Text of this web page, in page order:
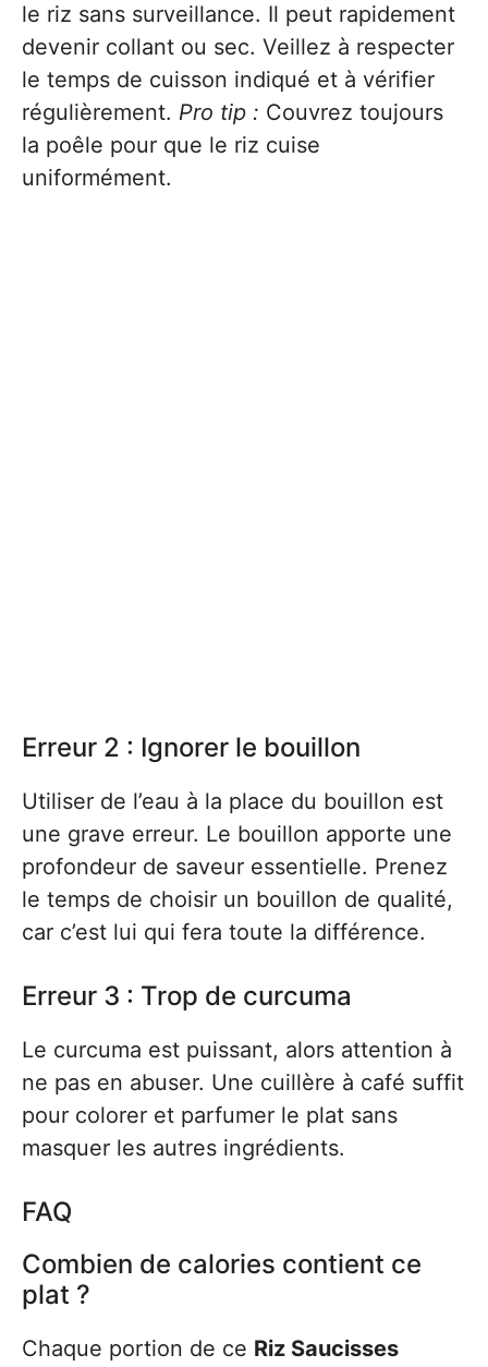
le riz sans surveillance. Il peut rapidement
devenir collant ou sec. Veillez à respecter
le temps de cuisson indiqué et à vérifier
régulièrement. Pro tip : Couvrez toujours
la poêle pour que le riz cuise
uniformément.
Erreur 2 : Ignorer le bouillon
Utiliser de l’eau à la place du bouillon est
une grave erreur. Le bouillon apporte une
profondeur de saveur essentielle. Prenez
le temps de choisir un bouillon de qualité,
car c’est lui qui fera toute la différence.
Erreur 3 : Trop de curcuma
Le curcuma est puissant, alors attention à
ne pas en abuser. Une cuillère à café suffit
pour colorer et parfumer le plat sans
masquer les autres ingrédients.
FAQ
Combien de calories contient ce
plat ?
Chaque portion de ce Riz Saucisses